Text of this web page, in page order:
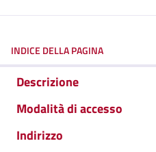
INDICE DELLA PAGINA
Descrizione
Modalità di accesso
Indirizzo